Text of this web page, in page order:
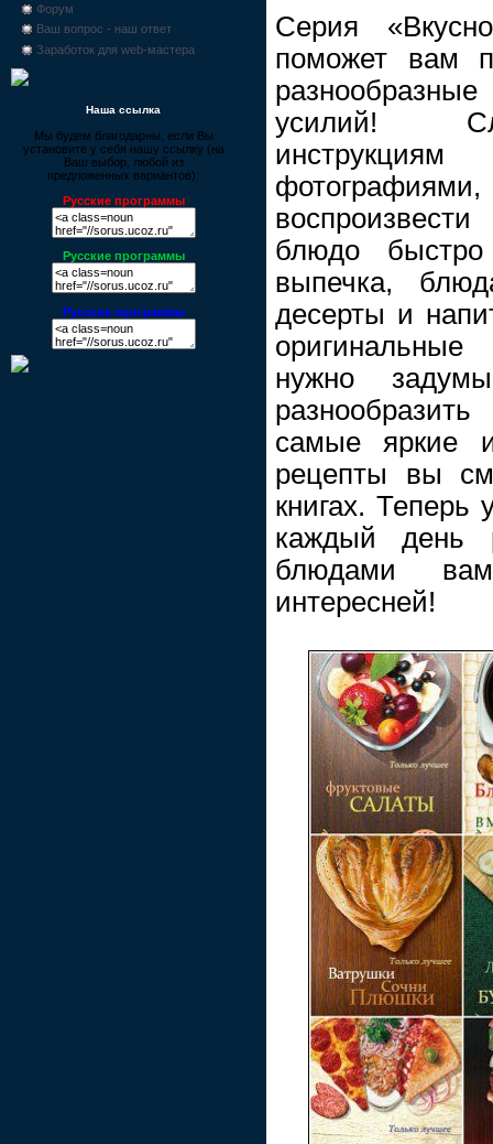
Форум
Ваш вопрос - наш ответ
Заработок для web-мастера
Наша ссылка
Мы будем благодарны, если Вы
установите у себя нашу ссылку (на
Ваш выбор, любой из
предложенных вариантов):
Русские программы
Русские программы
Русские программы
Серия
поможет вам
усилий!
блюдо
выпечка,
десерты и
нужно
самые яркие
рецепты вы
книгах. Теперь
каждый день
блюдами
интересней!